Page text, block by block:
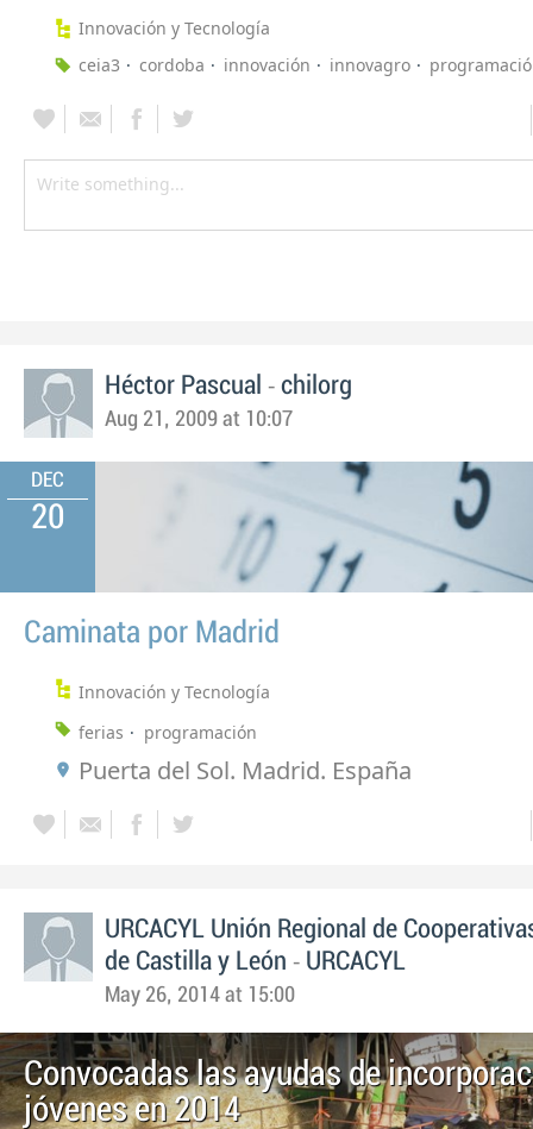
Innovación y Tecnología
ceia3
cordoba innovación innovagro
Héctor Pascual - chilorg
Aug 21, 2009 at 10:07
DEC
20
Caminata por Madrid
Innovación y Tecnología
ferias
programación
Puerta del Sol. Madrid. España
URCACYL Unión Regional de
de Castilla y León - URCACYL
May 26, 2014 at 15:00
Convocadas las ayudas de
jóvenes en 2014